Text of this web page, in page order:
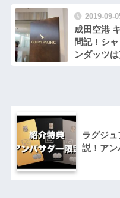
2019-09-
成田空港
問記！シ
ンダッツは
ラグジ
説！アン